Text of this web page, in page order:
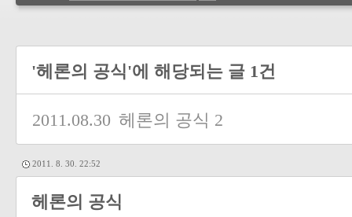
'헤론의 공식'에 해당되는 글 1건
2011.08.30 헤론의 공식 2
2011. 8. 30. 22:52
헤론의 공식